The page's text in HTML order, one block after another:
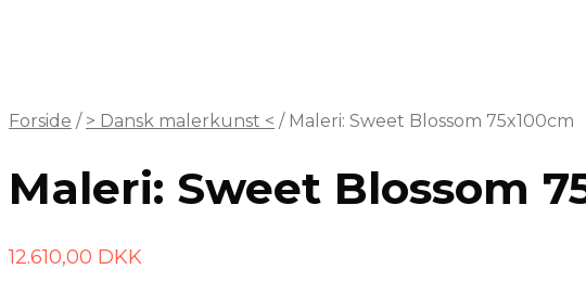
Forside / > Dansk malerkunst < /Maleri: Sweet Blossom 75x100cm
Maleri: Sweet Blossom
12.610,00 DKK